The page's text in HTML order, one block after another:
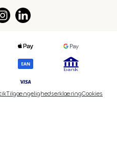
TilgængelighedserklæringCookies